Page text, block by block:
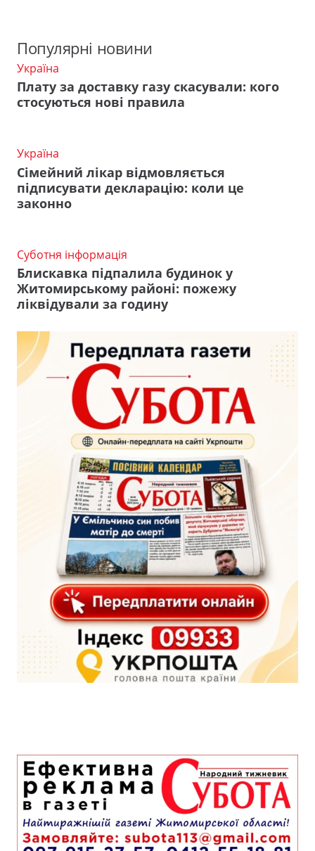
Популярні новини
Україна
Плату за доставку газу скасували: кого
стосуються нові правила
Україна
Сімейний лікар відмовляється
підписувати декларацію: коли це
законно
Суботня інформація
Блискавка підпалила будинок у
Житомирському районі: пожежу
ліквідували за годину